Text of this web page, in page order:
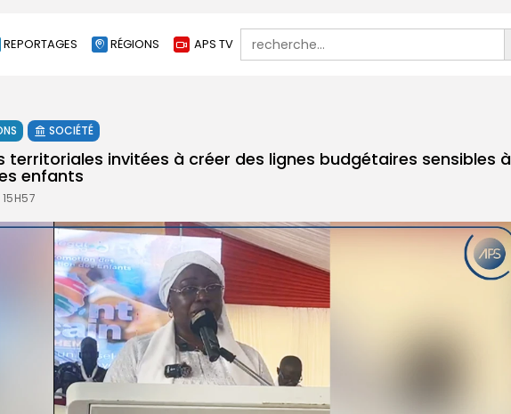
REPORTAGES RÉGIONS APS TV
Search
for:
SOCIÉTÉ
territoriales invitées à créer des lignes budgétaires sensibles à
enfants